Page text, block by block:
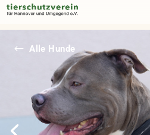
# Alle Hunde